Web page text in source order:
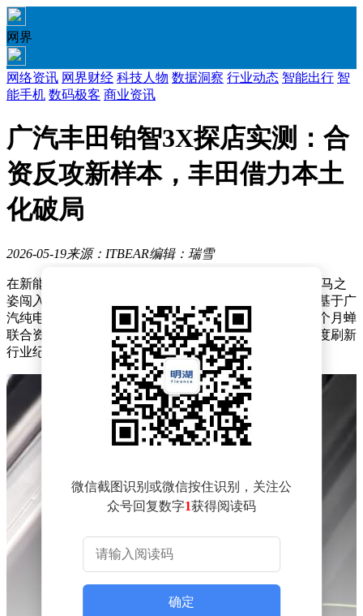
网界
网络资讯 网界财经 科技人物 数据洞察 行业动态 智能出行 智
能手机 数码极客 商业资讯
广汽丰田铂智3X探店实测：合
资反攻新样本，丰田借力本土
化破局
2026-05-19来源：ITBEAR编辑：瑞雪
在新能源汽车市场激战正酣之际，广汽丰田铂智3X以黑马之
姿闯入公众视野。这款由广汽丰田中国团队主导研发、基于广
汽纯电架构打造的车型，不仅以月销破万的成绩连续七个月蝉
联合资新能源销量冠军，更以累计交付突破10万辆的速度刷新
行业纪录，成为2026年合资品牌反攻战的首个标杆案例。
微信截图识别或微信按住识别，关注公
众号回复数字1获得阅读码
确定